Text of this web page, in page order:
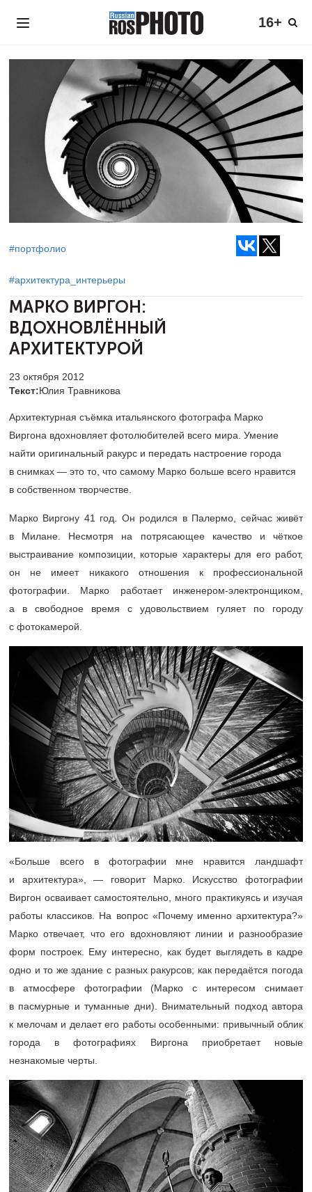
16+
#портфолио
#архитектура_интерьеры
МАРКО ВИРГОН:
ВДОХНОВЛЁННЫЙ
АРХИТЕКТУРОЙ
23 октября 2012
Текст:Юлия Травникова
Архитектурная съёмка итальянского фотографа Марко
Виргона вдохновляет фотолюбителей всего мира. Умение
найти оригинальный ракурс и передать настроение города
в снимках — это то, что самому Марко больше всего нравится
в собственном творчестве.
Марко Виргону 41 год. Он родился в Палермо, сейчас живёт
в Милане. Несмотря на потрясающее качество и чёткое
выстраивание композиции, которые характеры для его работ,
он не имеет никакого отношения к профессиональной
фотографии. Марко работает инженером-электронщиком,
а в свободное время с удовольствием гуляет по городу
с фотокамерой.
«Больше всего в фотографии мне нравится ландшафт
и архитектура», — говорит Марко. Искусство фотографии
Виргон осваивает самостоятельно, много практикуясь и изучая
работы классиков. На вопрос «Почему именно архитектура?»
Марко отвечает, что его вдохновляют линии и разнообразие
форм построек. Ему интересно, как будет выглядеть в кадре
одно и то же здание с разных ракурсов; как передаётся погода
в атмосфере фотографии (Марко с интересом снимает
в пасмурные и туманные дни). Внимательный подход автора
к мелочам и делает его работы особенными: привычный облик
города в фотографиях Виргона приобретает новые
незнакомые черты.